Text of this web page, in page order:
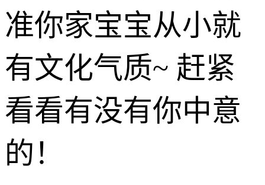
准你家宝宝从小就
有文化气质~ 赶紧
看看有没有你中意
的！